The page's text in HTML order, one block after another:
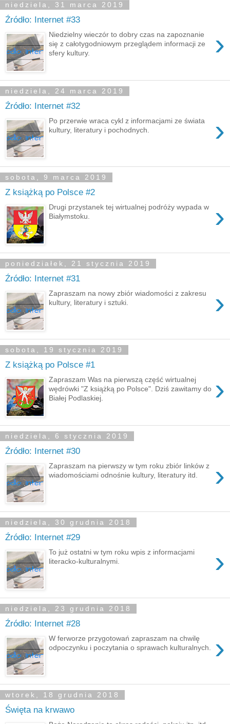
niedziela, 31 marca 2019
Źródło: Internet #33
›
Niedzielny wieczór to dobry czas na zapoznanie
się z całotygodniowym przeglądem informacji ze
sfery kultury.
niedziela, 24 marca 2019
Źródło: Internet #32
›
Po przerwie wraca cykl z informacjami ze świata
kultury, literatury i pochodnych.
sobota, 9 marca 2019
Z książką po Polsce #2
›
Drugi przystanek tej wirtualnej podróży wypada w
Białymstoku.
poniedziałek, 21 stycznia 2019
Źródło: Internet #31
›
Zapraszam na nowy zbiór wiadomości z zakresu
kultury, literatury i sztuki.
sobota, 19 stycznia 2019
Z książką po Polsce #1
›
Zapraszam Was na pierwszą część wirtualnej
wędrówki "Z książką po Polsce". Dziś zawitamy do
Białej Podlaskiej.
niedziela, 6 stycznia 2019
Źródło: Internet #30
›
Zapraszam na pierwszy w tym roku zbiór linków z
wiadomościami odnośnie kultury, literatury itd.
niedziela, 30 grudnia 2018
Źródło: Internet #29
›
To już ostatni w tym roku wpis z informacjami
literacko-kulturalnymi.
niedziela, 23 grudnia 2018
Źródło: Internet #28
›
W ferworze przygotowań zapraszam na chwilę
odpoczynku i poczytania o sprawach kulturalnych.
wtorek, 18 grudnia 2018
Święta na krwawo